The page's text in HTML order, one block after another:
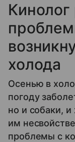
Кинолог
холода
Осенью в
погоду
но и собаки, и
им
проблемы с